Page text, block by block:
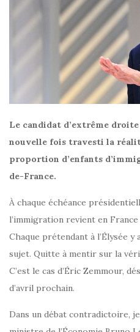
Le candidat d’extrême
nouvelle fois travesti la
proportion d’enfants
de-France.
À chaque échéance
l’immigration revient en
Chaque prétendant à l’Élysée
sujet. Quitte à mentir sur la
C’est le cas d’Éric Zemmour,
d’avril prochain.
Dans un débat contradictoire,